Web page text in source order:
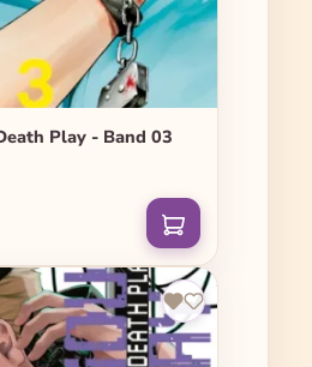
Play - Band 03